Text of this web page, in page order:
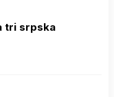
tri srpska